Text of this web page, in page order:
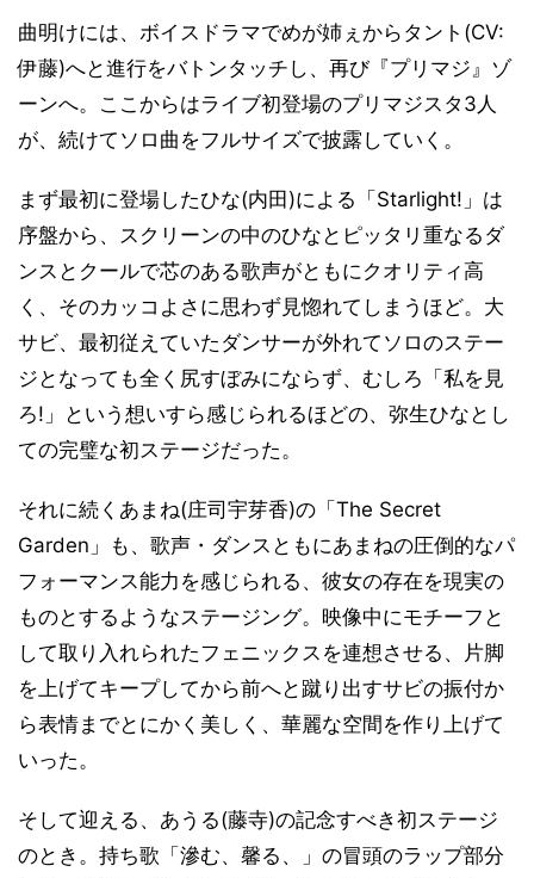
曲明けには、ボイスドラマでめが姉ぇからタント(CV:
伊藤)へと進行をバトンタッチし、再び『プリマジ』ゾ
ーンへ。ここからはライブ初登場のプリマジスタ3人
が、続けてソロ曲をフルサイズで披露していく。
まず最初に登場したひな(内田)による「Starlight!」は
序盤から、スクリーンの中のひなとピッタリ重なるダ
ンスとクールで芯のある歌声がともにクオリティ高
く、そのカッコよさに思わず見惚れてしまうほど。大
サビ、最初従えていたダンサーが外れてソロのステー
ジとなっても全く尻すぼみにならず、むしろ「私を見
ろ!」という想いすら感じられるほどの、弥生ひなとし
ての完璧な初ステージだった。
それに続くあまね(庄司宇芽香)の「The Secret
Garden」も、歌声・ダンスともにあまねの圧倒的なパ
フォーマンス能力を感じられる、彼女の存在を現実の
ものとするようなステージング。映像中にモチーフと
して取り入れられたフェニックスを連想させる、片脚
を上げてキープしてから前へと蹴り出すサビの振付か
ら表情までとにかく美しく、華麗な空間を作り上げて
いった。
そして迎える、あうる(藤寺)の記念すべき初ステージ
のとき。持ち歌「滲む、馨る、」の冒頭のラップ部分